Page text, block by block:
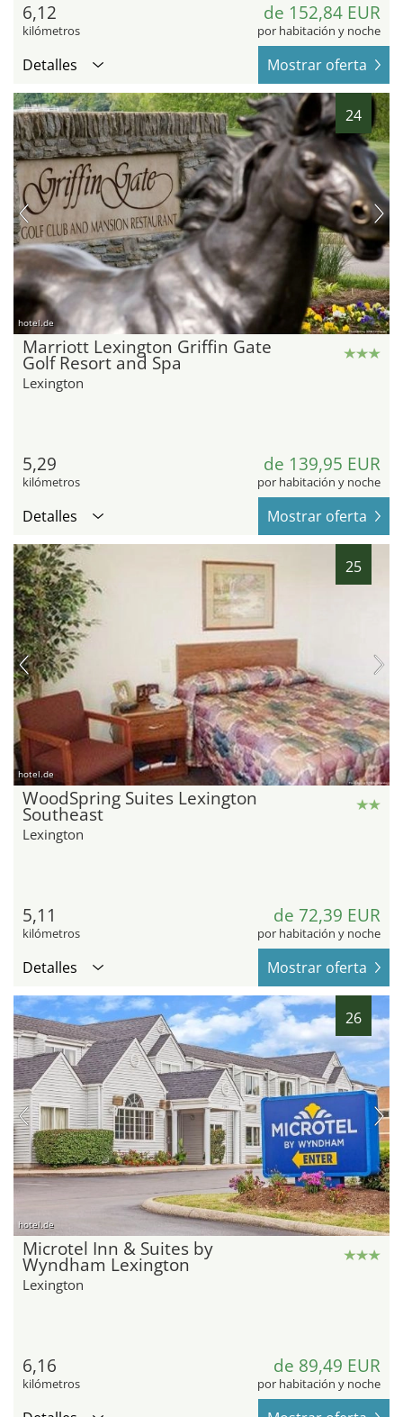
6,12
kilómetros
de 152,84 EUR
por habitación y noche
Detalles Mostrar oferta
24
hotel.de
Marriott Lexington Griffin Gate
Golf Resort and Spa
Lexington
5,29
kilómetros
de 139,95 EUR
por habitación y noche
Detalles Mostrar oferta
25
hotel.de
WoodSpring Suites Lexington
Southeast
Lexington
5,11
kilómetros
de 72,39 EUR
por habitación y noche
Detalles Mostrar oferta
26
hotel.de
Microtel Inn & Suites by
Wyndham Lexington
Lexington
6,16
kilómetros
de 89,49 EUR
por habitación y noche